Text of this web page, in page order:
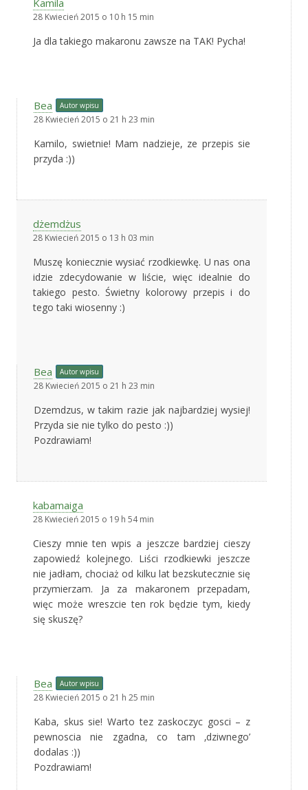
Kamila
28 Kwiecień 2015 o 10 h 15 min
Ja dla takiego makaronu zawsze na TAK! Pycha!
Bea Autor wpisu
28 Kwiecień 2015 o 21 h 23 min
Kamilo, swietnie! Mam nadzieje, ze przepis sie
przyda :))
dżemdżus
28 Kwiecień 2015 o 13 h 03 min
Muszę koniecznie wysiać rzodkiewkę. U nas ona
idzie zdecydowanie w liście, więc idealnie do
takiego pesto. Świetny kolorowy przepis i do
tego taki wiosenny :)
Bea Autor wpisu
28 Kwiecień 2015 o 21 h 23 min
Dzemdzus, w takim razie jak najbardziej wysiej!
Przyda sie nie tylko do pesto :))
Pozdrawiam!
kabamaiga
28 Kwiecień 2015 o 19 h 54 min
Cieszy mnie ten wpis a jeszcze bardziej cieszy
zapowiedź kolejnego. Liści rzodkiewki jeszcze
nie jadłam, chociaż od kilku lat bezskutecznie się
przymierzam. Ja za makaronem przepadam,
więc może wreszcie ten rok będzie tym, kiedy
się skuszę?
Bea Autor wpisu
28 Kwiecień 2015 o 21 h 25 min
Kaba, skus sie! Warto tez zaskoczyc gosci – z
pewnoscia nie zgadna, co tam ‚dziwnego’
dodalas :))
Pozdrawiam!